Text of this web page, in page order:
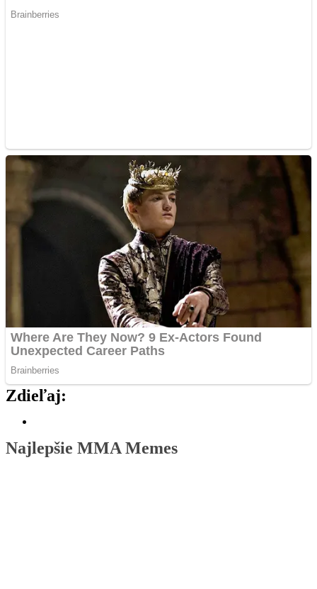
Zdieľaj:
Najlepšie MMA Memes